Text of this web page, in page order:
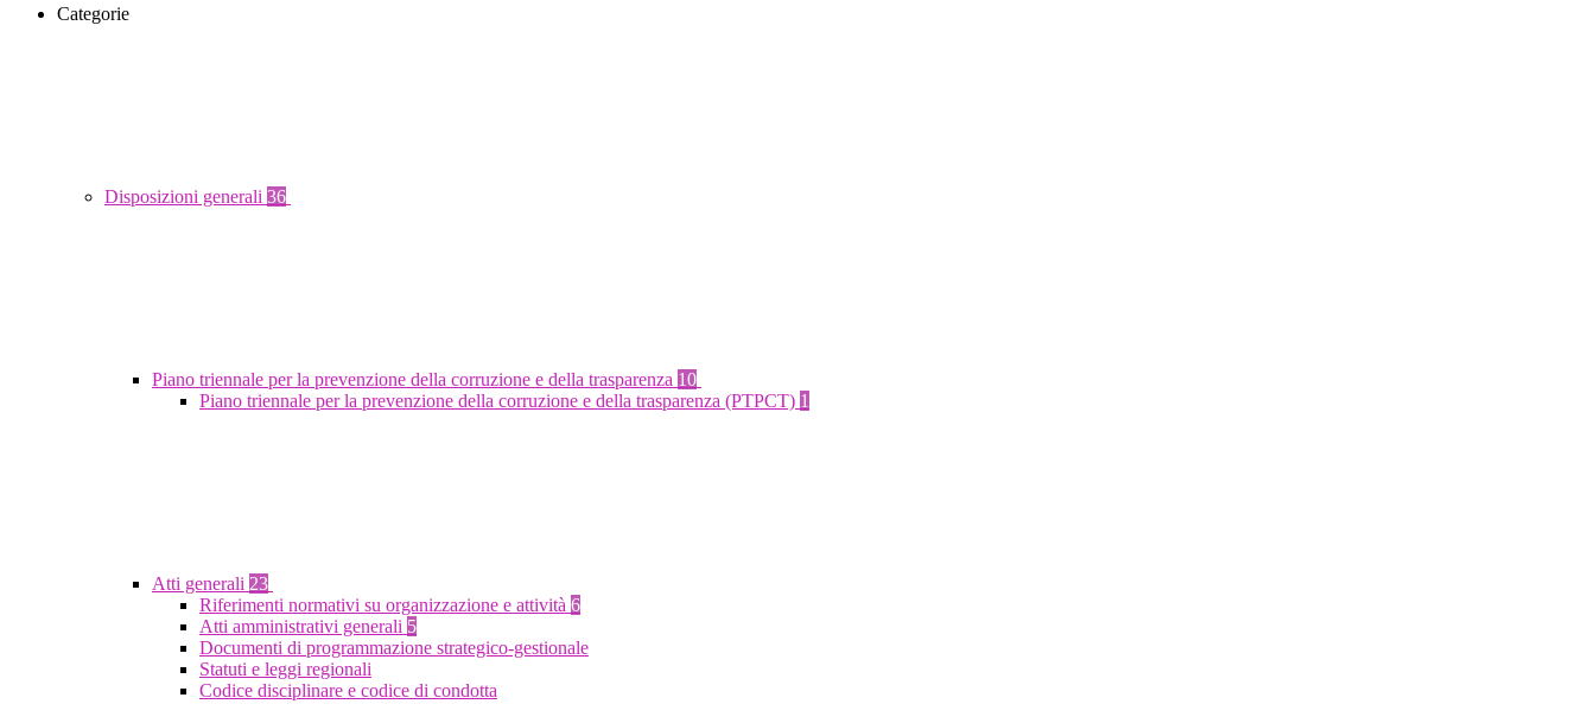
Categorie
Disposizioni generali 36
Piano triennale per la prevenzione della corruzione e della trasparenza 10
Piano triennale per la prevenzione della corruzione e della trasparenza (PTPCT) 1
Atti generali 23
Riferimenti normativi su organizzazione e attività 6
Atti amministrativi generali 5
Documenti di programmazione strategico-gestionale
Statuti e leggi regionali
Codice disciplinare e codice di condotta